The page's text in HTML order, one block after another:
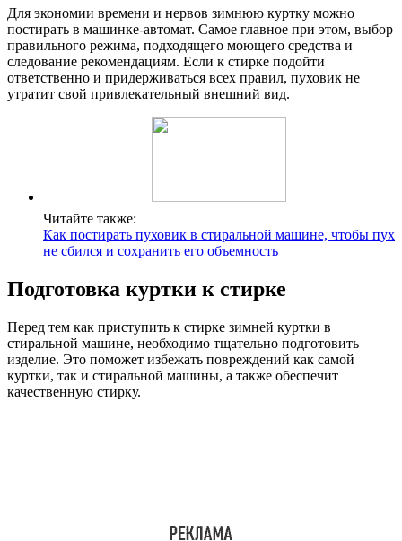
Для экономии времени и нервов зимнюю куртку можно
постирать в машинке-автомат. Самое главное при этом, выбор
правильного режима, подходящего моющего средства и
следование рекомендациям. Если к стирке подойти
ответственно и придерживаться всех правил, пуховик не
утратит свой привлекательный внешний вид.
Читайте также:
Как постирать пуховик в стиральной машине, чтобы пух
не сбился и сохранить его объемность
Подготовка куртки к стирке
Перед тем как приступить к стирке зимней куртки в
стиральной машине, необходимо тщательно подготовить
изделие. Это поможет избежать повреждений как самой
куртки, так и стиральной машины, а также обеспечит
качественную стирку.